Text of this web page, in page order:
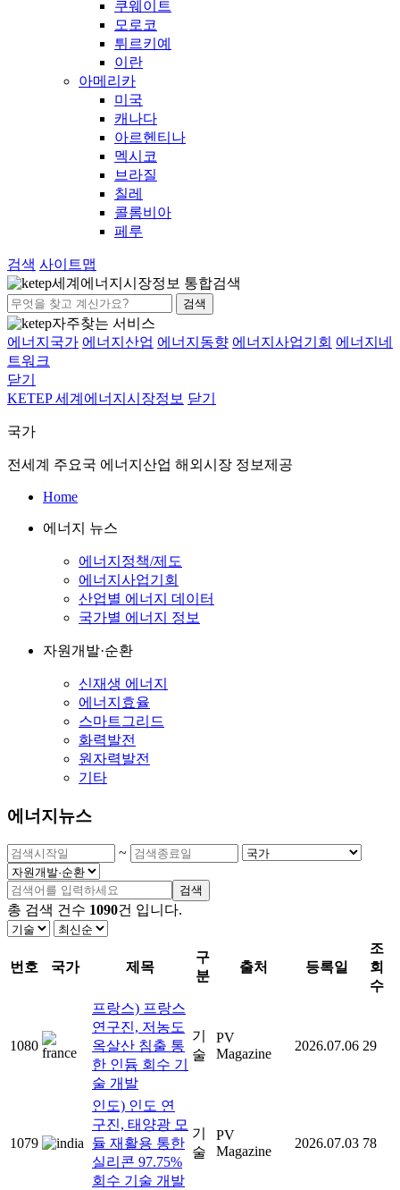
쿠웨이트
모로코
튀르키예
이란
아메리카
미국
캐나다
아르헨티나
멕시코
브라질
칠레
콜롬비아
페루
검색 사이트맵
세계에너지시장정보 통합검색
검색
자주찾는 서비스
에너지국가 에너지산업 에너지동향 에너지사업기회 에너지네
트워크
닫기
KETEP 세계에너지시장정보 닫기
국가
전세계 주요국 에너지산업 해외시장 정보제공
Home
에너지 뉴스
에너지정책/제도
에너지사업기회
산업별 에너지 데이터
국가별 에너지 정보
자원개발·순환
신재생 에너지
에너지효율
스마트그리드
화력발전
원자력발전
기타
에너지뉴스
~
검색
총 검색 건수 1090건 입니다.
번호 국가 제목
구
분
출처 등록일
조
회
수
1080
프랑스) 프랑스
연구진, 저농도
옥살산 침출 통
한 인듐 회수 기
술 개발
기
술
PV
Magazine
2026.07.06 29
1079
인도) 인도 연
구진, 태양광 모
듈 재활용 통한
실리콘 97.75%
회수 기술 개발
기
술
PV
Magazine
2026.07.03 78